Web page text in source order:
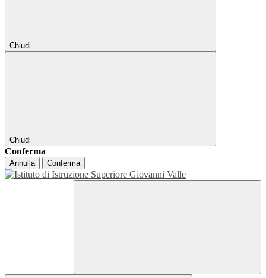
Chiudi
Chiudi
Conferma
Annulla Conferma